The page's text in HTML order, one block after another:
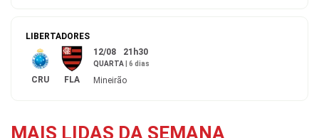
LIBERTADORES
CRU FLA
12/08 21h30
QUARTA 6 dias
Mineirão
MAIS LIDAS DA SEMANA